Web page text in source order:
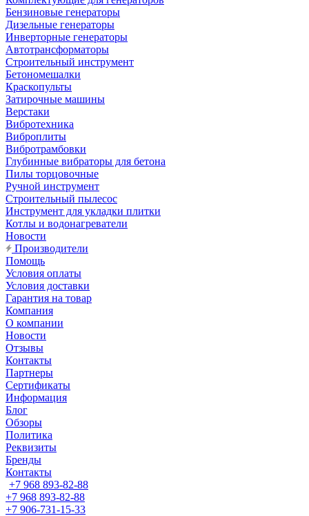
Бензиновые генераторы
Дизельные генераторы
Инверторные генераторы
Автотрансформаторы
Строительный инструмент
Бетономешалки
Краскопульты
Затирочные машины
Верстаки
Вибротехника
Виброплиты
Вибротрамбовки
Глубинные вибраторы для бетона
Пилы торцовочные
Ручной инструмент
Строительный пылесос
Инструмент для укладки плитки
Котлы и водонагреватели
Новости
Производители
Помощь
Условия оплаты
Условия доставки
Гарантия на товар
Компания
О компании
Новости
Отзывы
Контакты
Партнеры
Сертификаты
Информация
Блог
Обзоры
Политика
Реквизиты
Бренды
Контакты
+7 968 893-82-88
+7 968 893-82-88
+7 906-731-15-33